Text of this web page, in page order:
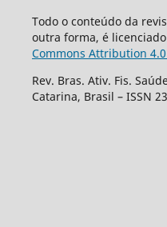
Todo o conteúdo da
outra forma, é
Commons Attribution
Rev. Bras. Ativ. Fis.
Catarina, Brasil – ISSN